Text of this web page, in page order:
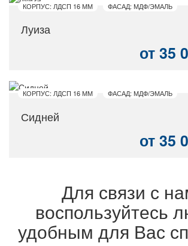
КОРПУС: ЛДСП 16 ММ ФАСАД: МДФ/ЭМАЛЬ
Луиза
от 35
КОРПУС: ЛДСП 16 ММ ФАСАД: МДФ/ЭМАЛЬ
Сидней
от 35
Для связи с
воспользуйтесь
удобным для Вас